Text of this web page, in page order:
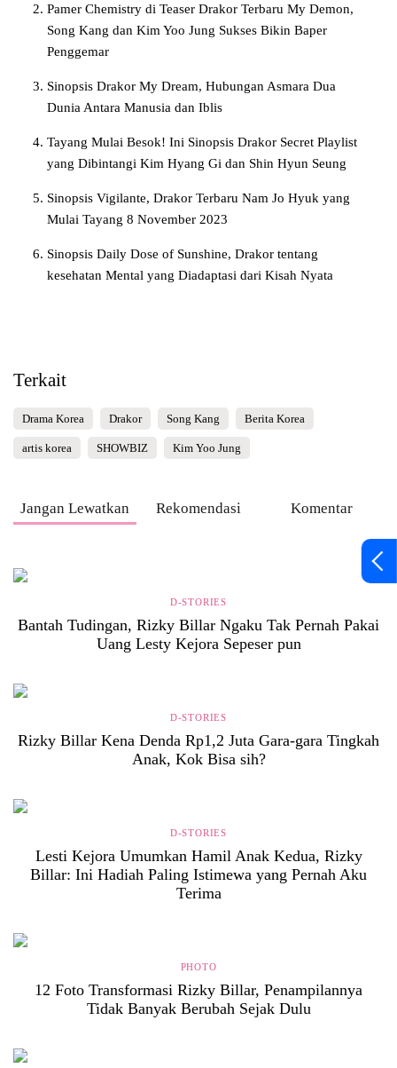
Pamer Chemistry di Teaser Drakor Terbaru My Demon,
Song Kang dan Kim Yoo Jung Sukses Bikin Baper
Penggemar
Sinopsis Drakor My Dream, Hubungan Asmara Dua
Dunia Antara Manusia dan Iblis
Tayang Mulai Besok! Ini Sinopsis Drakor Secret Playlist
yang Dibintangi Kim Hyang Gi dan Shin Hyun Seung
Sinopsis Vigilante, Drakor Terbaru Nam Jo Hyuk yang
Mulai Tayang 8 November 2023
Sinopsis Daily Dose of Sunshine, Drakor tentang
kesehatan Mental yang Diadaptasi dari Kisah Nyata
Terkait
Drama Korea Drakor Song Kang Berita Korea
artis korea SHOWBIZ Kim Yoo Jung
Jangan Lewatkan Rekomendasi Komentar
D-STORIES
Bantah Tudingan, Rizky Billar Ngaku Tak Pernah Pakai
Uang Lesty Kejora Sepeser pun
D-STORIES
Rizky Billar Kena Denda Rp1,2 Juta Gara-gara Tingkah
Anak, Kok Bisa sih?
D-STORIES
Lesti Kejora Umumkan Hamil Anak Kedua, Rizky
Billar: Ini Hadiah Paling Istimewa yang Pernah Aku
Terima
PHOTO
12 Foto Transformasi Rizky Billar, Penampilannya
Tidak Banyak Berubah Sejak Dulu